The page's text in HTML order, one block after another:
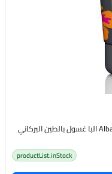
AlbaDetox Anti-Pollution Volcanic Clay Cleanser البا غسول بالطين البركاني
productList.inStock